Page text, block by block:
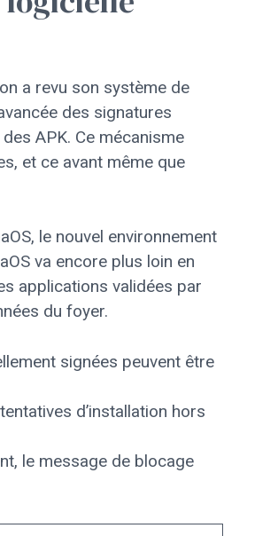
a revu son système de
des signatures
APK. Ce mécanisme
et ce avant même que
le nouvel environnement
va encore plus loin en
applications validées par
du foyer.
signées peuvent être
d’installation hors
le message de blocage